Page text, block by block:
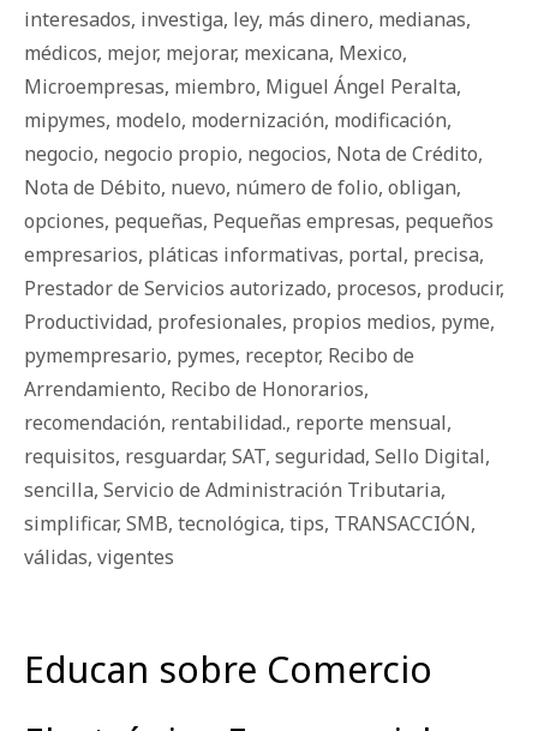
interesados, investiga, ley, más dinero, medianas,
médicos, mejor, mejorar, mexicana, Mexico,
Microempresas, miembro, Miguel Ángel Peralta,
mipymes, modelo, modernización, modificación,
negocio, negocio propio, negocios, Nota de Crédito,
Nota de Débito, nuevo, número de folio, obligan,
opciones, pequeñas, Pequeñas empresas, pequeños
empresarios, pláticas informativas, portal, precisa,
Prestador de Servicios autorizado, procesos, producir,
Productividad, profesionales, propios medios, pyme,
pymempresario, pymes, receptor, Recibo de
Arrendamiento, Recibo de Honorarios,
recomendación, rentabilidad., reporte mensual,
requisitos, resguardar, SAT, seguridad, Sello Digital,
sencilla, Servicio de Administración Tributaria,
simplificar, SMB, tecnológica, tips, TRANSACCIÓN,
válidas, vigentes
Educan sobre Comercio